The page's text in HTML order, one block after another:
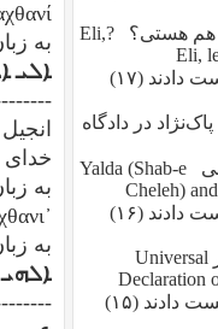
به
ܐܠܝ
انجیل
خدای
به
᾿Ελωΐ, ᾿Ελωΐ λαμὰ σαβαχθανι
به
*ای همه هستی ز تو، آیا تو هم هستی؟ ?Eli,
Eli,
*زنانی که شکست را شکست دادند (۱۷)
در دادگاه
*شبِ یَلدا و انقلابِ زمستانی Yalda (Shab-e
Cheleh)
*زنانی که شکست را شکست دادند (۱۶)
*اعلامیهٔ جهانی حقوق بشر Universal
Declaration
* زنانی که شکست را شکست دادند (۱۵)